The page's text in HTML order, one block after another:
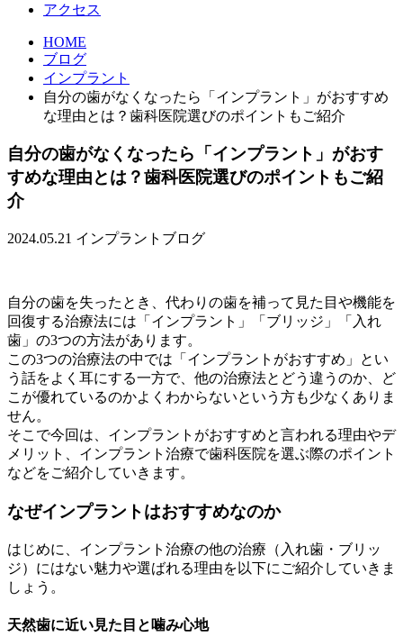
アクセス
HOME
ブログ
インプラント
自分の歯がなくなったら「インプラント」がおすすめ
な理由とは？歯科医院選びのポイントもご紹介
自分の歯がなくなったら「インプラント」がおす
すめな理由とは？歯科医院選びのポイントもご紹
介
2024.05.21 インプラント ブログ
自分の歯を失ったとき、代わりの歯を補って見た目や機能を
回復する治療法には「インプラント」「ブリッジ」「入れ
歯」の3つの方法があります。
この3つの治療法の中では「インプラントがおすすめ」とい
う話をよく耳にする一方で、他の治療法とどう違うのか、ど
こが優れているのかよくわからないという方も少なくありま
せん。
そこで今回は、インプラントがおすすめと言われる理由やデ
メリット、インプラント治療で歯科医院を選ぶ際のポイント
などをご紹介していきます。
なぜインプラントはおすすめなのか
はじめに、インプラント治療の他の治療（入れ歯・ブリッ
ジ）にはない魅力や選ばれる理由を以下にご紹介していきま
しょう。
天然歯に近い見た目と噛み心地